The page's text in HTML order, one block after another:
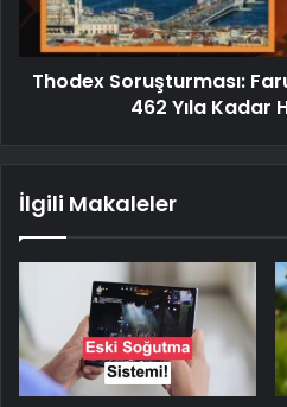
Thodex Soruşturması:
462 Yıla Kadar
İlgili Makaleler